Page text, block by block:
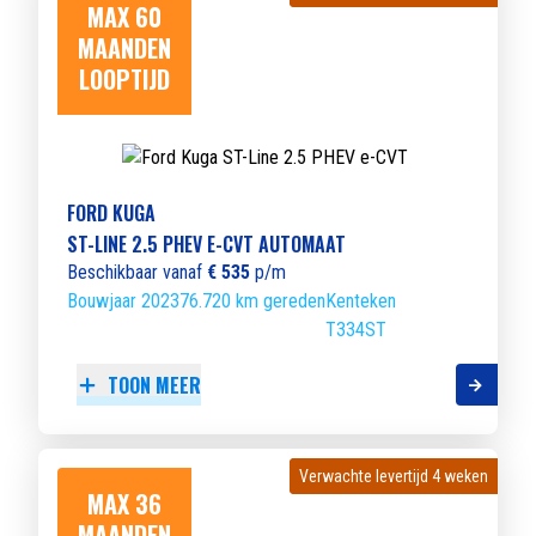
MAX 60
MAANDEN
LOOPTIJD
FORD KUGA
ST-LINE 2.5 PHEV E-CVT AUTOMAAT
Beschikbaar vanaf € 535 p/m
Bouwjaar 202376.720 km geredenKenteken
T334ST
TOON MEER
MAX 36
Verwachte levertijd 4 weken
Verwachte levertijd 4 weken